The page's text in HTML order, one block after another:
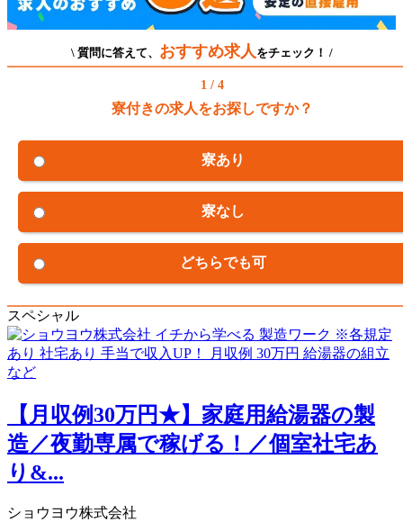
\ 質問に答えて、 おすすめ求人 をチェック！ /
1 / 4
寮付きの求人をお探しですか？
寮あり
寮なし
どちらでも可
スペシャル
【月収例30万円★】家庭用給湯器の製
造／夜勤専属で稼げる！／個室社宅あ
り&...
ショウヨウ株式会社